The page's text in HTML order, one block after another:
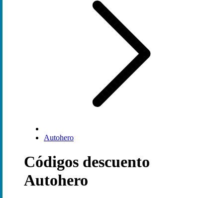
Autohero
Códigos descuento
Autohero